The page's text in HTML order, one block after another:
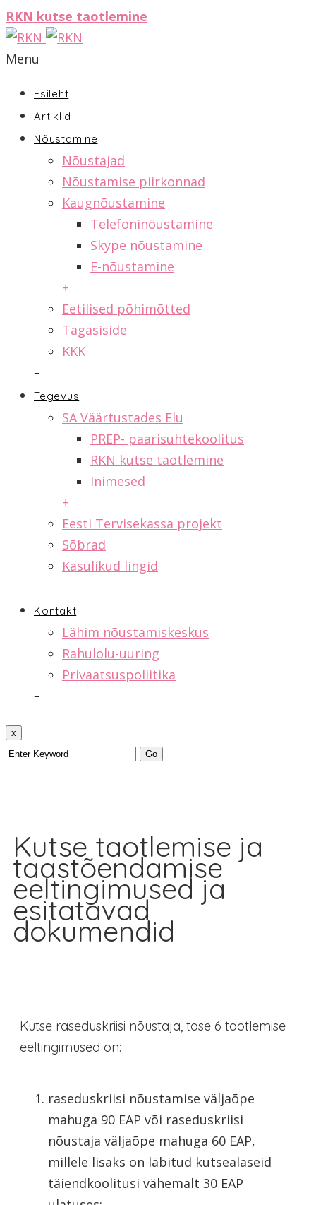
RKN kutse taotlemine
Menu
Esileht
Artiklid
Nõustamine
Nõustajad
Nõustamise piirkonnad
Kaugnõustamine
Telefoninõustamine
Skype nõustamine
E-nõustamine
+
Eetilised põhimõtted
Tagasiside
KKK
+
Tegevus
SA Väärtustades Elu
PREP- paarisuhtekoolitus
RKN kutse taotlemine
Inimesed
+
Eesti Tervisekassa projekt
Sõbrad
Kasulikud lingid
+
Kontakt
Lähim nõustamiskeskus
Rahulolu-uuring
Privaatsuspoliitika
+
x
Kutse taotlemise ja
taastõendamise
eeltingimused ja
esitatavad
dokumendid
Kutse raseduskriisi nõustaja, tase 6 taotlemise
eeltingimused on:
raseduskriisi nõustamise väljaõpe
mahuga 90 EAP või raseduskriisi
nõustaja väljaõpe mahuga 60 EAP,
millele lisaks on läbitud kutsealaseid
täiendkoolitusi vähemalt 30 EAP